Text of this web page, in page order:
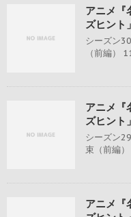
アニメ『
ズヒント
シーズン
（前編）
アニメ『
ズヒント
シーズン
束（前編
アニメ『